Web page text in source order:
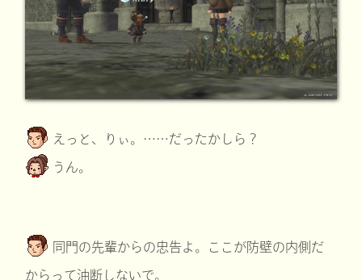
えっと、りぃ。……だったかしら？
うん。
同門の先輩からの忠告よ。ここが防壁の内側だ
からって油断しないで。